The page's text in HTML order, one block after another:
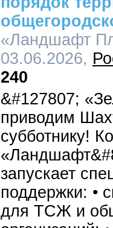
«Ландшафт
03.06.2026,
240
&#127807;
приводим
субботнику!
запускает
поддержки: •
для ТСЖ и